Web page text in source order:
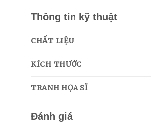
Thông tin kỹ thuật
CHẤT LIỆU
KÍCH THƯỚC
TRANH HỌA SĨ
Đánh giá